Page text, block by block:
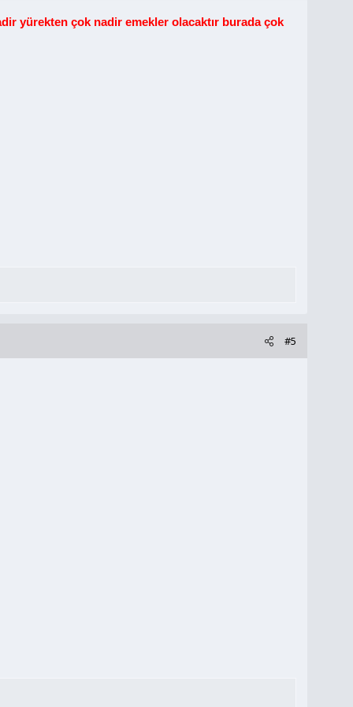
yürekten çok nadir emekler olacaktır burada çok
#5